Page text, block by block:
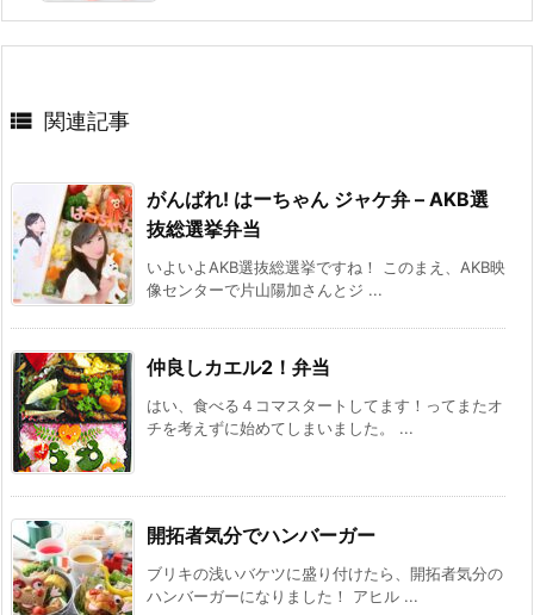
 関連記事
がんばれ! はーちゃん ジャケ弁 – AKB選
抜総選挙弁当
いよいよAKB選抜総選挙ですね！ このまえ、AKB映
像センターで片山陽加さんとジ ...
仲良しカエル2！弁当
はい、食べる４コマスタートしてます！ってまたオ
チを考えずに始めてしまいました。 ...
開拓者気分でハンバーガー
ブリキの浅いバケツに盛り付けたら、開拓者気分の
ハンバーガーになりました！ アヒル ...